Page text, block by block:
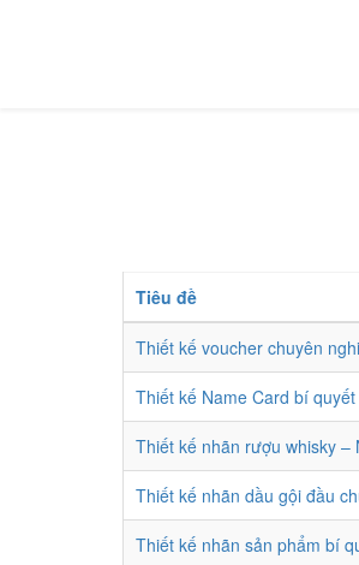
Tiêu đề
Thiết kế voucher chuyên
Thiết kế Name Card bí
Thiết kế nhãn rượu whisky
Thiết kế nhãn dầu gội đầu
Thiết kế nhãn sản phẩm bí